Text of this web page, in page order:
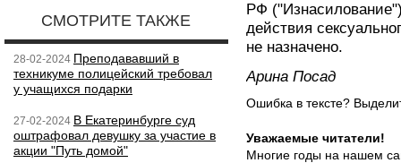
СМОТРИТЕ ТАКЖЕ
28-02-2024 Преподававший в
техникуме полицейский требовал
у учащихся подарки
27-02-2024 В Екатеринбурге суд
оштрафовал девушку за участие в
акции "Путь домой"
РФ
действия
не назначено.
Арина Посад
Ошибка в тексте?
Уважаемые читатели!
Многие годы на нашем